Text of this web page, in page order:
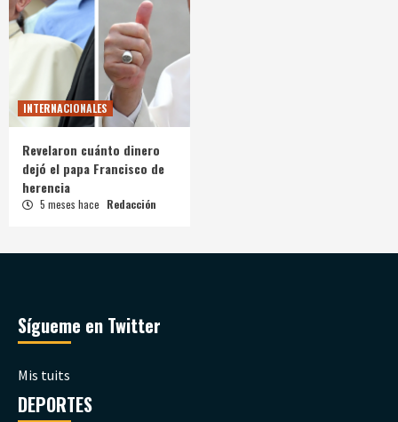
INTERNACIONALES
Revelaron cuánto dinero
dejó el papa Francisco de
herencia
5 meses hace Redacción
Sígueme en Twitter
Mis tuits
DEPORTES